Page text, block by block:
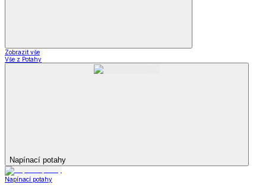
Zobrazit vše
Vše z Potahy
Napínací potahy
Napínací potahy